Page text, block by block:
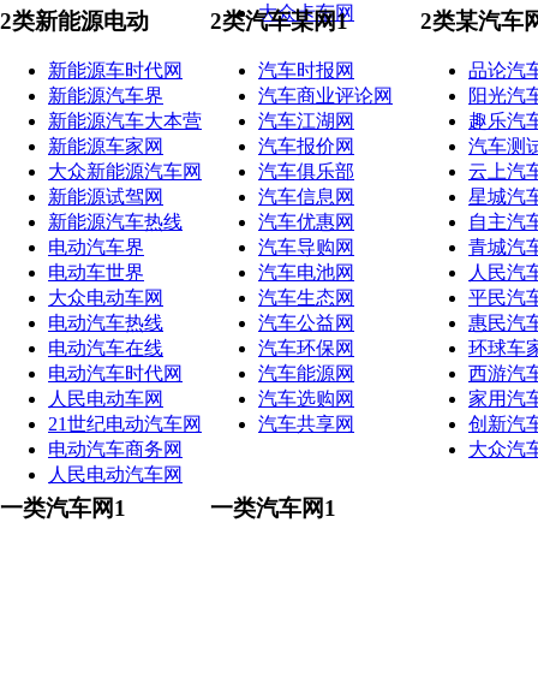
大众卡车网
2类新能源电动
新能源车时代网
新能源汽车界
新能源汽车大本营
新能源车家网
大众新能源汽车网
新能源试驾网
新能源汽车热线
电动汽车界
电动车世界
大众电动车网
电动汽车热线
电动汽车在线
电动汽车时代网
人民电动车网
21世纪电动汽车网
电动汽车商务网
人民电动汽车网
2类汽车某网1
汽车时报网
汽车商业评论网
汽车江湖网
汽车报价网
汽车俱乐部
汽车信息网
汽车优惠网
汽车导购网
汽车电池网
汽车生态网
汽车公益网
汽车环保网
汽车能源网
汽车选购网
汽车共享网
2类某汽车
品论汽
阳光汽
趣乐汽
汽车测
云上汽
星城汽
自主汽
青城汽
人民汽
平民汽
惠民汽
环球车
西游汽
家用汽
创新汽
大众汽
一类汽车网1 一类汽车网1